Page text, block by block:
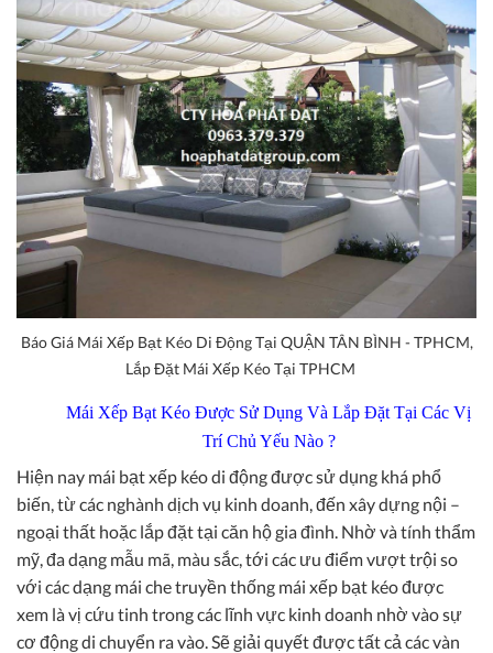
Báo Giá Mái Xếp Bạt Kéo Di Động Tại QUẬN TÂN BÌNH - TPHCM,
Lắp Đặt Mái Xếp Kéo Tại TPHCM
Mái Xếp Bạt Kéo Được Sử Dụng Và Lắp Đặt Tại Các Vị
Trí Chủ Yếu Nào ?
Hiện nay mái bạt xếp kéo di động được sử dụng khá phổ
biến, từ các nghành dịch vụ kinh doanh, đến xây dựng nội –
ngoại thất hoặc lắp đặt tại căn hộ gia đình. Nhờ và tính thẩm
mỹ, đa dạng mẫu mã, màu sắc, tới các ưu điểm vượt trội so
với các dạng mái che truyền thống mái xếp bạt kéo được
xem là vị cứu tinh trong các lĩnh vực kinh doanh nhờ vào sự
cơ động di chuyển ra vào. Sẽ giải quyết được tất cả các vàn